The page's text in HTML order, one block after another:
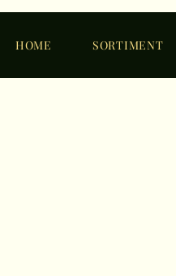
HOME SORTIMENT